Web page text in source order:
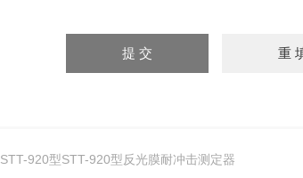
STT-920型STT-920型反光膜耐冲击测定器